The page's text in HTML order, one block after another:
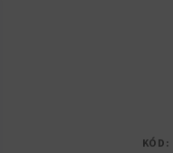
KÓD: